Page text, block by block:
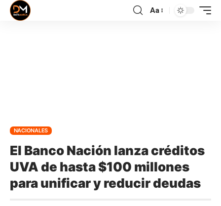
Aa
NACIONALES
El Banco Nación lanza créditos
UVA de hasta $100 millones
para unificar y reducir deudas